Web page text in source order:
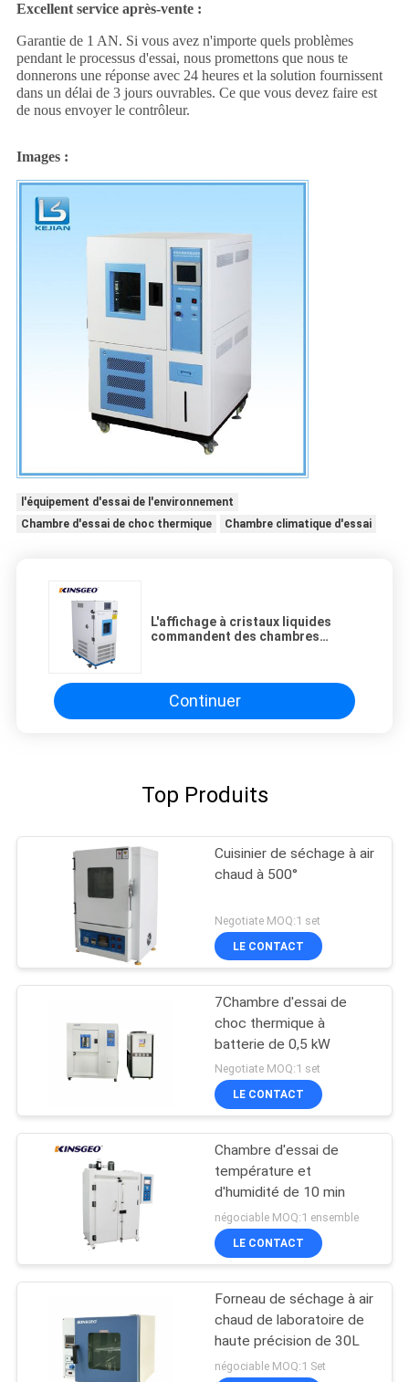
Excellent service après-vente :
Garantie de 1 AN. Si vous avez n'importe quels problèmes
pendant le processus d'essai, nous promettons que nous te
donnerons une réponse avec 24 heures et la solution fournissent
dans un délai de 3 jours ouvrables. Ce que vous devez faire est
de nous envoyer le contrôleur.
Images :
l'équipement d'essai de l'environnement
Chambre d'essai de choc thermique
Chambre climatique d'essai
L'affichage à cristaux liquides
commandent des chambres
d'humidité de la température
Continuer
Top Produits
Cuisinier de séchage à air
chaud à 500°
Negotiate MOQ:1 set
LE CONTACT
7Chambre d'essai de
choc thermique à
batterie de 0,5 kW
Negotiate MOQ:1 set
LE CONTACT
Chambre d'essai de
température et
d'humidité de 10 min
négociable MOQ:1 ensemble
LE CONTACT
Forneau de séchage à air
chaud de laboratoire de
haute précision de 30L
négociable MOQ:1 Set